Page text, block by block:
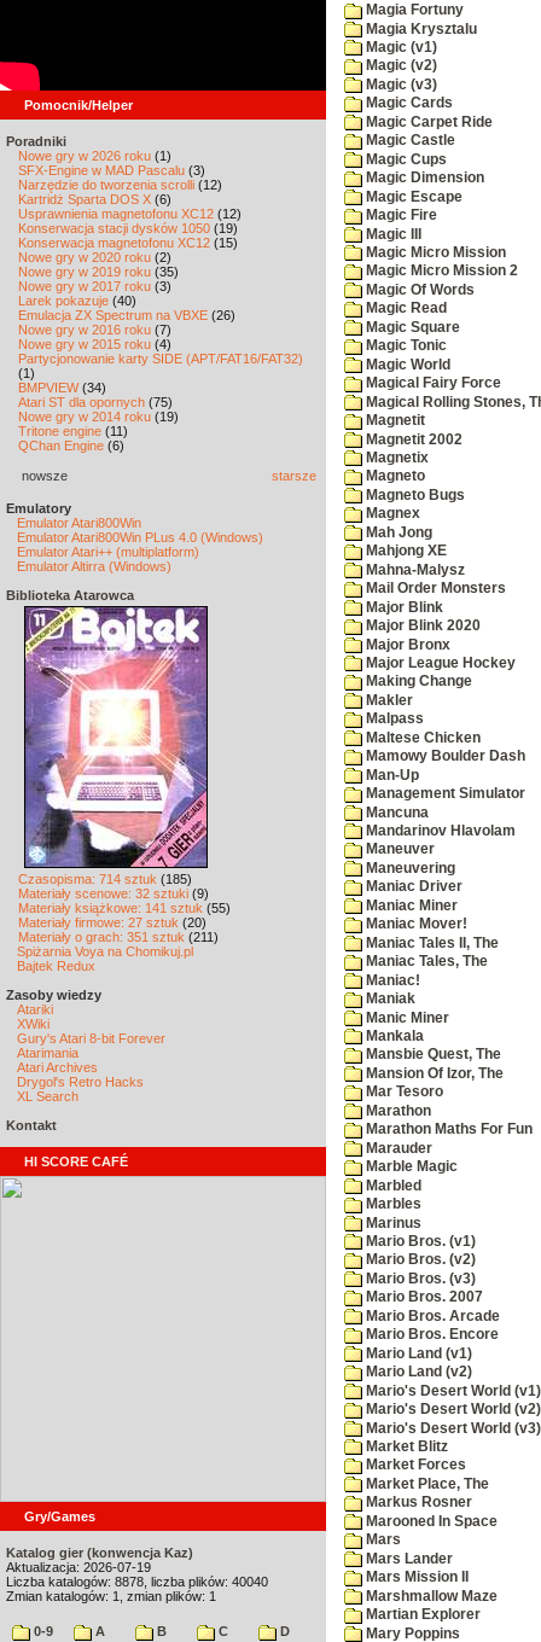
Pomocnik/Helper
Poradniki
Nowe gry w 2026 roku (1)
SFX-Engine w MAD Pascalu (3)
Narzędzie do tworzenia scrolli (12)
Kartridż Sparta DOS X (6)
Usprawnienia magnetofonu XC12 (12)
Konserwacja stacji dysków 1050 (19)
Konserwacja magnetofonu XC12 (15)
Nowe gry w 2020 roku (2)
Nowe gry w 2019 roku (35)
Nowe gry w 2017 roku (3)
Larek pokazuje (40)
Emulacja ZX Spectrum na VBXE (26)
Nowe gry w 2016 roku (7)
Nowe gry w 2015 roku (4)
Partycjonowanie karty SIDE (APT/FAT16/FAT32)
(1)
BMPVIEW(34)
Atari ST dla opornych (75)
Nowe gry w 2014 roku (19)
Tritone engine (11)
QChan Engine (6)
nowsze starsze
Emulatory
Emulator Atari800Win
Emulator Atari800Win PLus 4.0 (Windows)
Emulator Atari++ (multiplatform)
Emulator Altirra (Windows)
Biblioteka Atarowca
Czasopisma: 714 sztuk (185)
Materiały scenowe: 32 sztuki (9)
Materiały książkowe: 141 sztuk (55)
Materiały firmowe: 27 sztuk (20)
Materiały o grach: 351 sztuk (211)
Spiżarnia Voya na Chomikuj.pl
Bajtek Redux
Zasoby wiedzy
Atariki
XWiki
Gury's Atari 8-bit Forever
Atarimania
Atari Archives
Drygol's Retro Hacks
XL Search
Kontakt
HI SCORE CAFÉ
Gry/Games
Katalog gier (konwencja Kaz)
Aktualizacja: 2026-07-19
Liczba katalogów: 8878, liczba plików: 40040
Zmian katalogów: 1, zmian plików: 1
0-9 A B C
D
Magia Fortuny
Magia Krysztalu
Magic (v1)
Magic (v2)
Magic (v3)
Magic Cards
Magic Carpet Ride
Magic Castle
Magic Cups
Magic Dimension
Magic Escape
Magic Fire
Magic III
Magic Micro Mission
Magic Micro Mission 2
Magic Of Words
Magic Read
Magic Square
Magic Tonic
Magic World
Magical Fairy Force
Magical Rolling Stones,
Magnetit
Magnetit 2002
Magnetix
Magneto
Magneto Bugs
Magnex
Mah Jong
Mahjong XE
Mahna-Malysz
Mail Order Monsters
Major Blink
Major Blink 2020
Major Bronx
Major League Hockey
Making Change
Makler
Malpass
Maltese Chicken
Mamowy Boulder Dash
Man-Up
Management Simulator
Mancuna
Mandarinov Hlavolam
Maneuver
Maneuvering
Maniac Driver
Maniac Miner
Maniac Mover!
Maniac Tales II, The
Maniac Tales, The
Maniac!
Maniak
Manic Miner
Mankala
Mansbie Quest, The
Mansion Of Izor, The
Mar Tesoro
Marathon
Marathon Maths For Fun
Marauder
Marble Magic
Marbled
Marbles
Marinus
Mario Bros. (v1)
Mario Bros. (v2)
Mario Bros. (v3)
Mario Bros. 2007
Mario Bros. Arcade
Mario Bros. Encore
Mario Land (v1)
Mario Land (v2)
Mario's Desert World (v1)
Mario's Desert World (v2)
Mario's Desert World (v3)
Market Blitz
Market Forces
Market Place, The
Markus Rosner
Marooned In Space
Mars
Mars Lander
Mars Mission II
Marshmallow Maze
Martian Explorer
Mary Poppins